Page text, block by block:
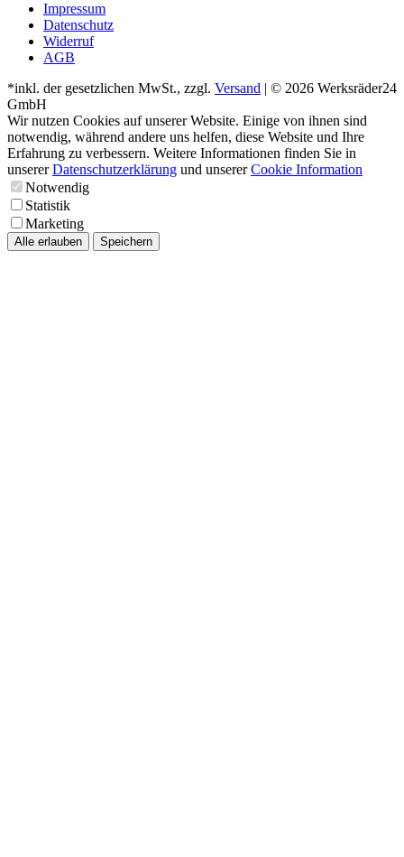
Impressum
Datenschutz
Widerruf
AGB
*inkl. der gesetzlichen MwSt., zzgl. Versand | © 2026 Werksräder24
GmbH
Wir nutzen Cookies auf unserer Website. Einige von ihnen sind
notwendig, während andere uns helfen, diese Website und Ihre
Erfahrung zu verbessern. Weitere Informationen finden Sie in
unsererDatenschutzerklärung und unsererCookie Information
Notwendig
Statistik
Marketing
Alle erlauben Speichern